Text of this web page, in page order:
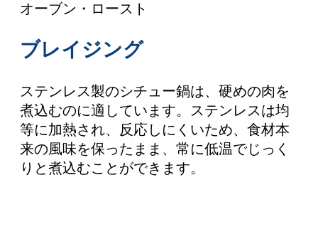
オーブン・ロースト
ブレイジング
ステンレス製のシチュー鍋は、硬めの肉を
煮込むのに適しています。ステンレスは均
等に加熱され、反応しにくいため、食材本
来の風味を保ったまま、常に低温でじっく
りと煮込むことができます。